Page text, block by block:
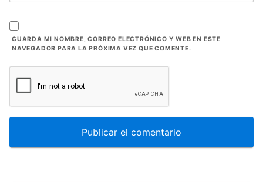
GUARDA MI NOMBRE, CORREO ELECTRÓNICO Y WEB EN ESTE
NAVEGADOR PARA LA PRÓXIMA VEZ QUE COMENTE.